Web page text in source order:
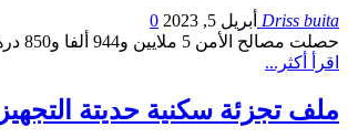
Driss buita أبريل 5, 2023
0
حصلت مصالح الأمن 5 ملايين و944 ألفا و850 درهما، أي أزيد من 594 مليون سنتيم، في إطار عمليات المراقبة والزجر في ميدان السير والجولان، خلال الأسبوع الممتد من 27 مارس الماضي إلى 02 أبريل…
اقرأ أكثر...
ملف تجزئة سكنية حديتة